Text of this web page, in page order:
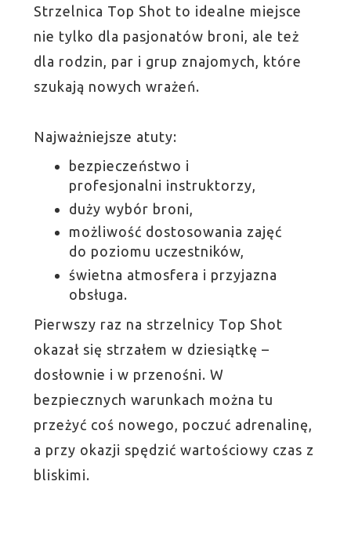
Strzelnica Top Shot to idealne miejsce
nie tylko dla pasjonatów broni, ale też
dla rodzin, par i grup znajomych, które
szukają nowych wrażeń.
Najważniejsze atuty:
bezpieczeństwo i
profesjonalni instruktorzy,
duży wybór broni,
możliwość dostosowania zajęć
do poziomu uczestników,
świetna atmosfera i przyjazna
obsługa.
Pierwszy raz na strzelnicy Top Shot
okazał się strzałem w dziesiątkę –
dosłownie i w przenośni. W
bezpiecznych warunkach można tu
przeżyć coś nowego, poczuć adrenalinę,
a przy okazji spędzić wartościowy czas z
bliskimi.